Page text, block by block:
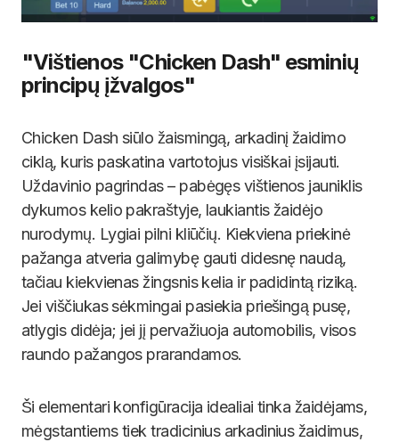
"Vištienos "Chicken Dash" esminių
principų įžvalgos"
Chicken Dash siūlo žaismingą, arkadinį žaidimo
ciklą, kuris paskatina vartotojus visiškai įsijauti.
Uždavinio pagrindas – pabėgęs vištienos jauniklis
dykumos kelio pakraštyje, laukiantis žaidėjo
nurodymų. Lygiai pilni kliūčių. Kiekviena priekinė
pažanga atveria galimybę gauti didesnę naudą,
tačiau kiekvienas žingsnis kelia ir padidintą riziką.
Jei viščiukas sėkmingai pasiekia priešingą pusę,
atlygis didėja; jei jį pervažiuoja automobilis, visos
raundo pažangos prarandamos.
Ši elementari konfigūracija idealiai tinka žaidėjams,
mėgstantiems tiek tradicinius arkadinius žaidimus,